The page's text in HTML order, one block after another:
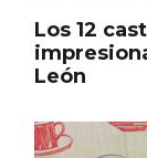
Los 12
León